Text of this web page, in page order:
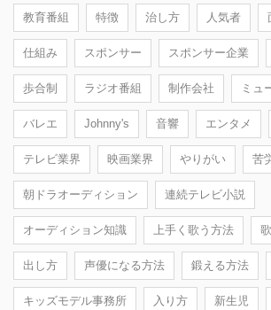
教育番組 特徴 治し方 人気者
仕組み スポンサー スポンサー企業
歩合制 ラジオ番組 制作会社 ミュ
バレエ Johnny's 音響 エンタメ
テレビ業界 映画業界 やりがい 苦
朝ドラオーディション 連続テレビ小説
オーディション知識 上手く歌う方法
出し方 声優になる方法 鍛える方法
キッズモデル事務所 入り方 新生児